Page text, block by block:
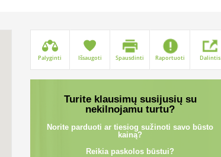
Palyginti Išsaugoti Spausdinti Raportuoti Dalintis
Turite klausimų susijusių su
nekilnojamu turtu?
Norite parduoti ar tiesiog sužinoti savo būsto
kainą?
Reikia paskolos būstui?